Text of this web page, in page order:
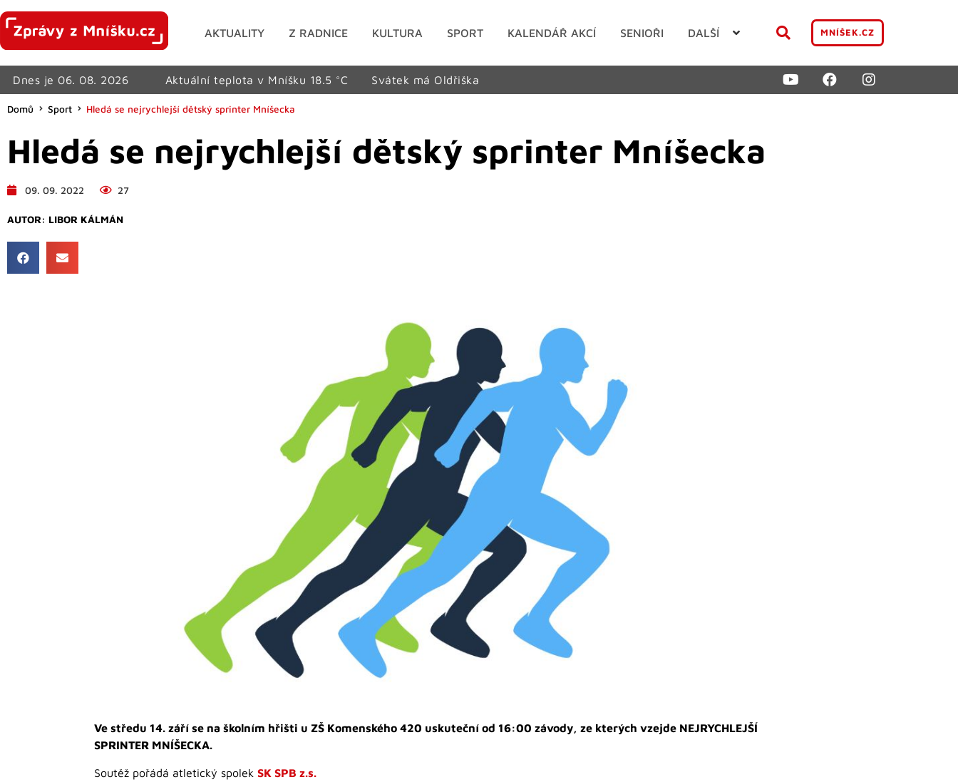
AKTUALITY Z RADNICE KULTURA SPORT KALENDÁŘ AKCÍ SENIOŘI DALŠÍ MNÍŠEK.CZ
Dnes je 06. 08. 2026 Aktuální teplota v Mníšku 18.5 °C Svátek má Oldřiška
Domů Sport Hledá se nejrychlejší dětský sprinter Mníšecka
Hledá se nejrychlejší dětský sprinter Mníšecka
09. 09. 2022 27
AUTOR: LIBOR KÁLMÁN
Ve středu 14. září se na školním hřišti u ZŠ Komenského 420 uskuteční od 16:00 závody, ze kterých vzejde NEJRYCHLEJŠÍ
SPRINTER MNÍŠECKA.
Soutěž pořádá atletický spolek SK SPB z.s.